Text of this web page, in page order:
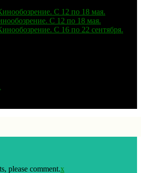
С 12 по 18 мая.
С 12 по 18 мая.
С 16 по 22 сентября.
please comment.x